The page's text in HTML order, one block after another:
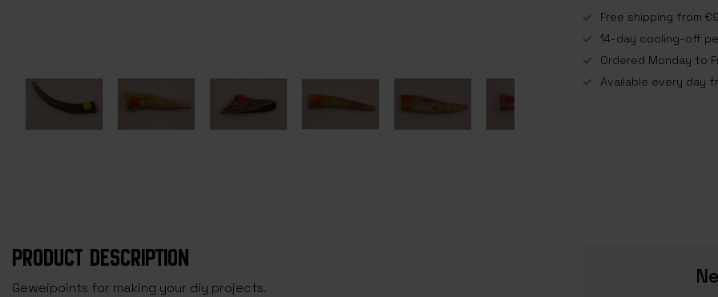
Free shipping from
14-day cooling-off
Ordered Monday to
Available every day
PRODUCT DESCRIPTION
Geweipoints for making your diy projects.